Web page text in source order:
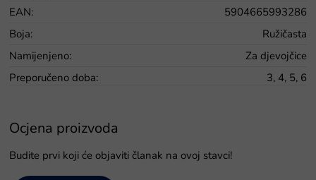
EAN:
5904665993286
Boja:
Ružičasta
Namijenjeno:
Za djevojčice
Preporučeno doba: 3, 4, 5, 6
Ocjena proizvoda
Budite prvi koji će objaviti članak na ovoj stavci!